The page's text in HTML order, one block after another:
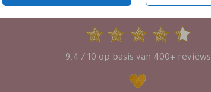
KLANTWAARDERING
9.4 / 10 op basis van 400+ reviews